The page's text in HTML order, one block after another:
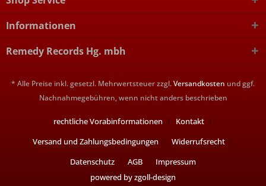
Informationen
Remedy Records Hg. mbh
* Alle Preise inkl. gesetzl. Mehrwertsteuer zzgl.Versandkosten und ggf.
Nachnahmegebühren, wenn nicht anders beschrieben
rechtliche Vorabinformationen
Kontakt
Versand und Zahlungsbedingungen
Widerrufsrecht
Datenschutz
AGB
Impressum
powered by zgoll-design